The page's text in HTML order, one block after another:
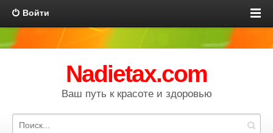
Войти
Nadietax.com
Ваш путь к красоте и здоровью